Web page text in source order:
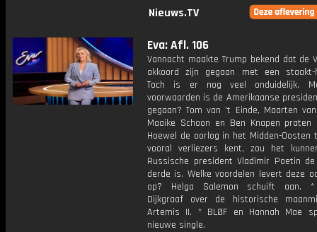
Nieuws.TV
Eva: Afl. 106
Vannacht maakte Trump bekend dat de
akkoord zijn gegaan met een staakt-
Toch is er nog veel onduidelijk.
voorwaarden is de Amerikaanse
gegaan? Tom van 't Einde, Maarten
Maaike Schoon en Ben Knapen
Hoewel de oorlog in het Midden-Oosten
vooral verliezers kent, zou het
Russische president Vladimir Poetin
derde is. Welke voordelen levert deze
op? Helga Salemon schuift aan. *
Dijkgraaf over de historische
Artemis II. * BLØF en Hannah Mae
nieuwe single.